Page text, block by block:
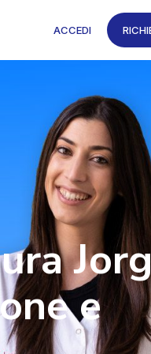
ACCEDI
e